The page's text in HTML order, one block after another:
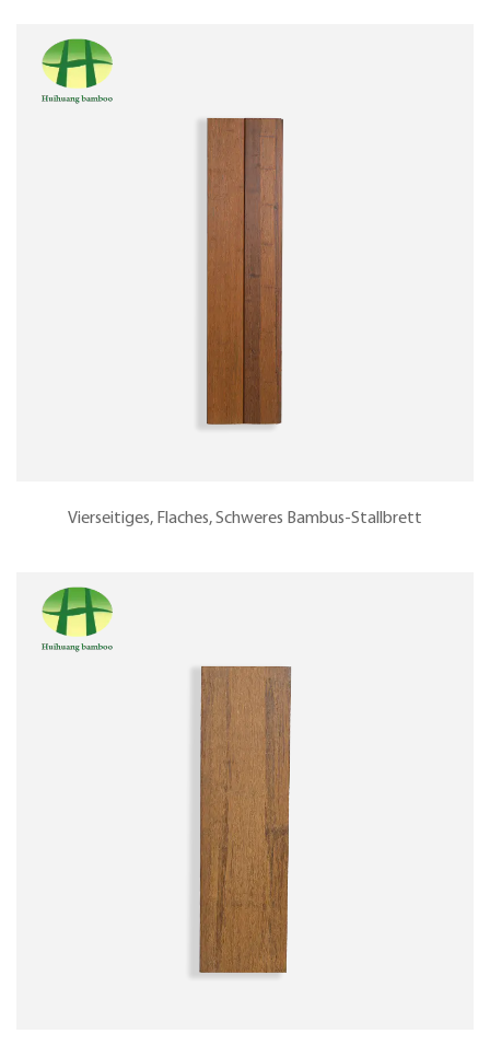
Vierseitiges, Flaches, Schweres Bambus-Stallbrett